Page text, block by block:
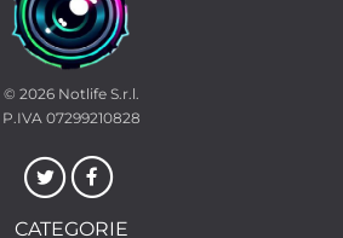
© 2026 Notlife S.r.l.
P.IVA 07299210828
CATEGORIE